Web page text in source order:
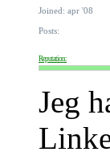
Joined: apr '08
Posts:
Reputation:
Jeg